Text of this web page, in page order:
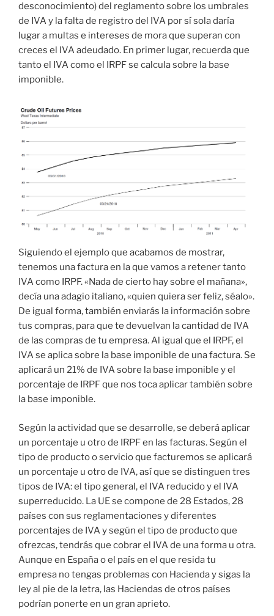
desconocimiento) del reglamento sobre los umbrales
de IVA y la falta de registro del IVA por sí sola daría
lugar a multas e intereses de mora que superan con
creces el IVA adeudado. En primer lugar, recuerda que
tanto el IVA como el IRPF se calcula sobre la base
imponible.
Siguiendo el ejemplo que acabamos de mostrar,
tenemos una factura en la que vamos a retener tanto
IVA como IRPF. «Nada de cierto hay sobre el mañana»,
decía una adagio italiano, «quien quiera ser feliz, séalo».
De igual forma, también enviarás la información sobre
tus compras, para que te devuelvan la cantidad de IVA
de las compras de tu empresa. Al igual que el IRPF, el
IVA se aplica sobre la base imponible de una factura. Se
aplicará un 21% de IVA sobre la base imponible y el
porcentaje de IRPF que nos toca aplicar también sobre
la base imponible.
Según la actividad que se desarrolle, se deberá aplicar
un porcentaje u otro de IRPF en las facturas. Según el
tipo de producto o servicio que facturemos se aplicará
un porcentaje u otro de IVA, así que se distinguen tres
tipos de IVA: el tipo general, el IVA reducido y el IVA
superreducido. La UE se compone de 28 Estados, 28
países con sus reglamentaciones y diferentes
porcentajes de IVA y según el tipo de producto que
ofrezcas, tendrás que cobrar el IVA de una forma u otra.
Aunque en España o el país en el que resida tu
empresa no tengas problemas con Hacienda y sigas la
ley al pie de la letra, las Haciendas de otros países
podrían ponerte en un gran aprieto.